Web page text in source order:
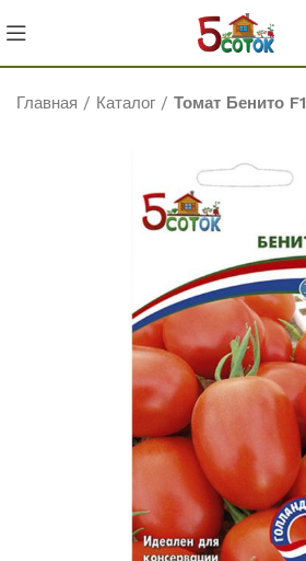
Главная / Каталог / Томат Бенито F1